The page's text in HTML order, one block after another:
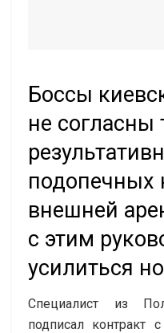
Боссы
не согласны
подопечных
внешней
с этим
усилиться
Специалист из
подписал контракт